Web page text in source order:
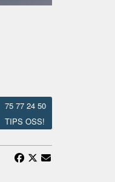
75 77 24 50
TIPS OSS!